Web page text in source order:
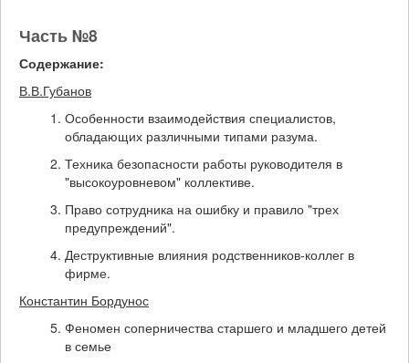
Часть №8
Содержание:
В.В.Губанов
Особенности взаимодействия специалистов,
обладающих различными типами разума.
Техника безопасности работы руководителя в
"высокоуровневом" коллективе.
Право сотрудника на ошибку и правило "трех
предупреждений".
Деструктивные влияния родственников-коллег в
фирме.
Константин Бордунос
Феномен соперничества старшего и младшего детей
в семье